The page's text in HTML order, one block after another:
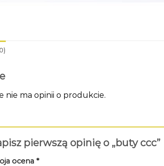
nie ma opinii o produkcie.
pierwszą opinię o „buty ccc”
ocena *